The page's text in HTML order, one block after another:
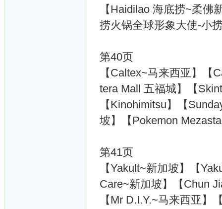
【Haidilao 海底捞~柔
捞火锅全球形象大使-小
第40页
【Caltex~马来西亚】【
tera Mall 五福城】【
【Kinohimitsu】【
坡】【Pokemon
第41页
【Yakult~新加坡】【
Care~新加坡】【Chun
【Mr D.I.Y.~马来西亚】